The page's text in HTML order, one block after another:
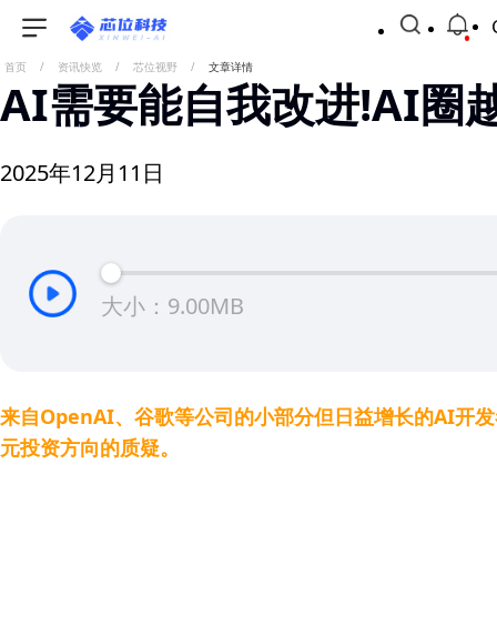
首页 / 资讯快览 / 芯位视野 / 文章详情
AI需要能自我改进!AI圈
2025年12月11日
大小：9.00MB
来自OpenAI、谷歌等公司的小部分但日益增长的AI开
元投资方向的质疑。